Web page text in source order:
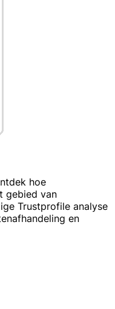
hoe
gebied van
Trustprofile analyse
en